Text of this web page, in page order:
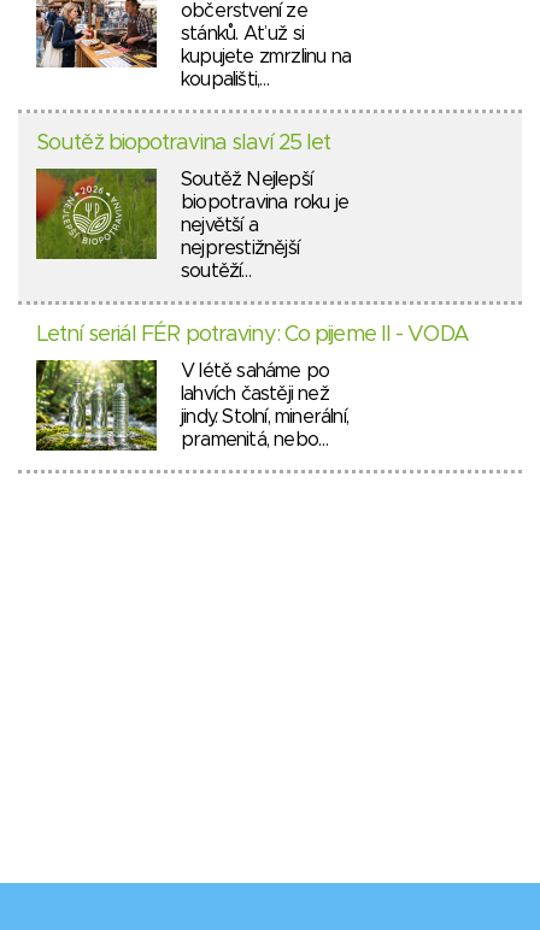
občerstvení ze
stánků. Ať už si
kupujete zmrzlinu na
koupališti,…
Soutěž biopotravina slaví 25 let
Soutěž Nejlepší
biopotravina roku je
největší a
nejprestižnější
soutěží…
Letní seriál FÉR potraviny: Co pijeme II - VODA
V létě saháme po
lahvích častěji než
jindy. Stolní, minerální,
pramenitá, nebo…